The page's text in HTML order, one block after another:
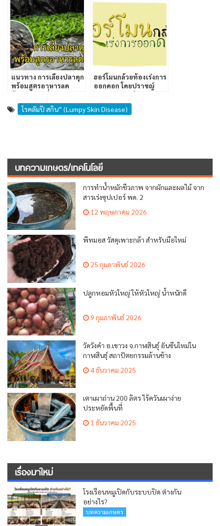
แนวทาง การเลี้ยงปลาดุก
พร้อมสูตรอาหารลด
ฮอร์โมนกล้วยท้องเร่งการ
ออกดอก โดยปราชญ์
ท้วม
โรคลัมปี สกิน” (Lumpy Skin Disease)
บทความเกษตร/เทคโนโลยี
การทำน้ำหมักชีวภาพ จากผักและผลไม้ จาก
สารเร่งซุปเปอร์ พด. 2
12 พฤษภาคม 2026
พีทมอส วัสดุเพาะกล้า สำหรับมือใหม่
25 กุมภาพันธ์ 2026
ปลูกหอมหัวใหญ่ ให้หัวใหญ่ น้ำหนักดี
9 กุมภาพันธ์ 2026
วัดวังคำ อ.เขาวง จ.กาฬสินธุ์ อันซีนใหม่ใน
กาฬสินธุ์ สถาปัตยกรรมล้านช้าง
4 ธันวาคม 2025
เตาเผาถ่าน 200 ลิตร ไร้ควันเผาง่าย
ประหยัดพื้นที่
1 ธันวาคม 2025
เรื่องมาใหม่
โรงเรือนหมูเปิดกับระบบปิด ต่างกัน
อย่างไร?
บทความเกษตร